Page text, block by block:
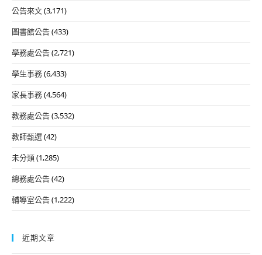
公告來文(3,171)
圖書館公告(433)
學務處公告(2,721)
學生事務(6,433)
家長事務(4,564)
教務處公告(3,532)
教師甄選(42)
未分類(1,285)
總務處公告(42)
輔導室公告(1,222)
近期文章